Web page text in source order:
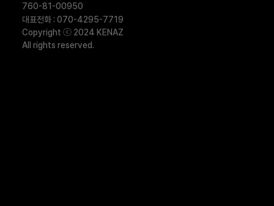
760-81-00950
대표전화 : 070-4295-7719
Copyright ⓒ 2024 KENAZ
All rights reserved.